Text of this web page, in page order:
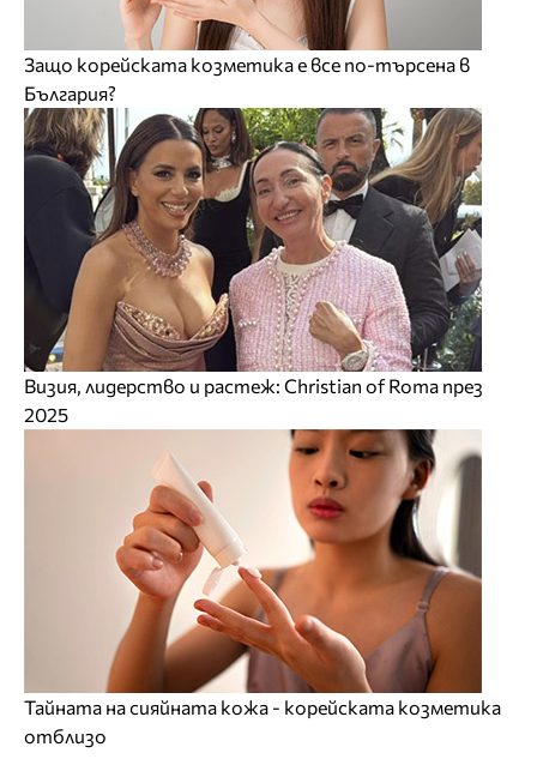
Защо корейската козметика е все по-търсена в
България?
Визия, лидерство и растеж: Christian of Roma през
2025
Тайната на сияйната кожа - корейската козметика
отблизо